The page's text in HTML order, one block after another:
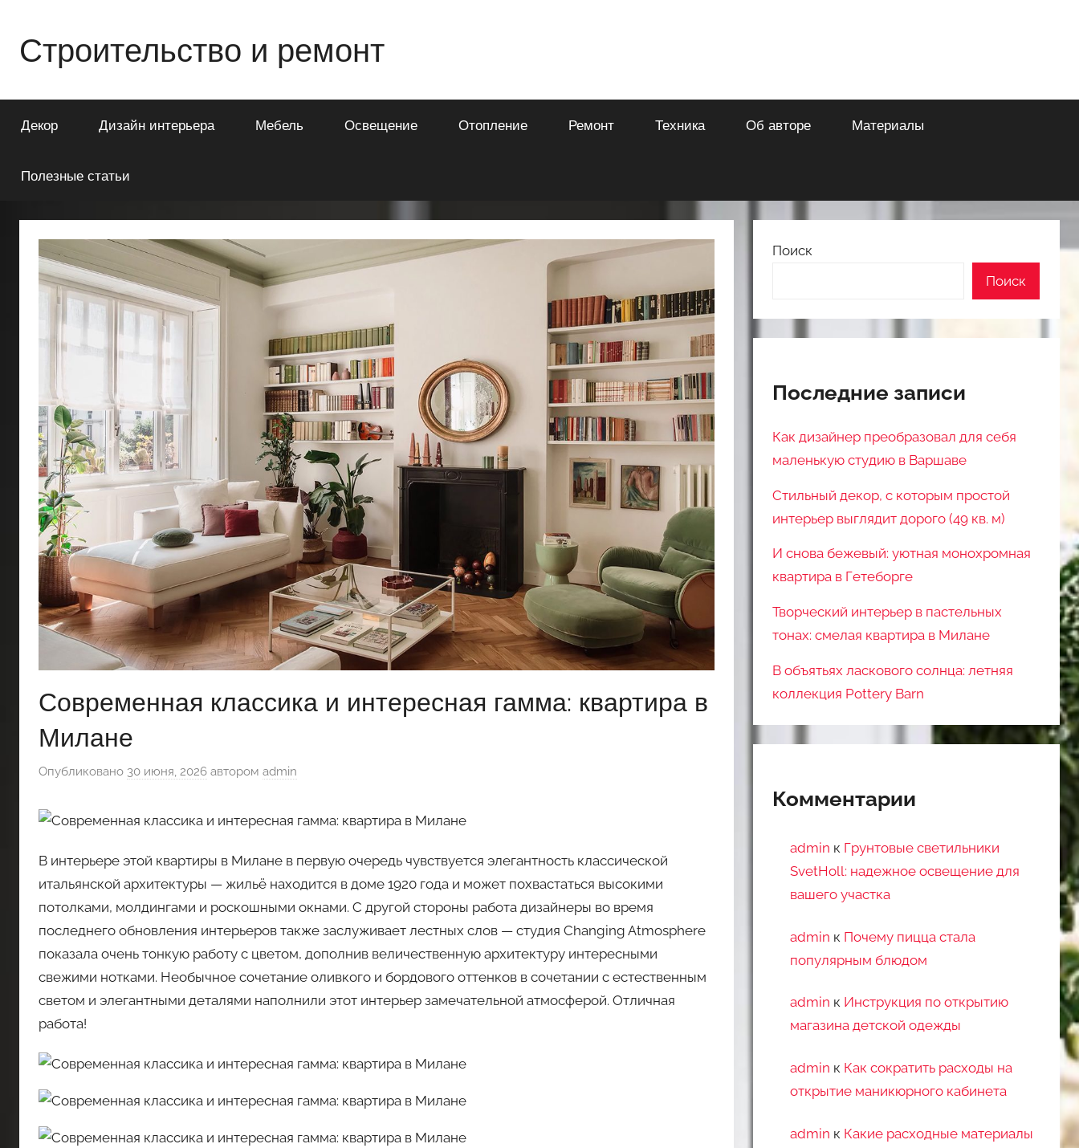
содержимому
Строительство и ремонт
о
строительстве
квартиры
Декор Дизайн интерьера Мебель Освещение Отопление Ремонт Техника Об авторе Материалы
Полезные статьи
Современная классика и интересная гамма: квартира в
Милане
Опубликовано 30 июня, 2026 автором admin
В интерьере этой квартиры в Милане в первую очередь чувствуется элегантность классической
итальянской архитектуры — жильё находится в доме 1920 года и может похвастаться высокими
потолками, молдингами и роскошными окнами. С другой стороны работа дизайнеры во время
последнего обновления интерьеров также заслуживает лестных слов — студия Changing Atmosphere
показала очень тонкую работу с цветом, дополнив величественную архитектуру интересными
свежими нотками. Необычное сочетание оливкого и бордового оттенков в сочетании с естественным
светом и элегантными деталями наполнили этот интерьер замечательной атмосферой. Отличная
работа!
Поиск
Поиск
Последние записи
Как дизайнер преобразовал для себя
маленькую студию в Варшаве
Стильный декор, с которым простой
интерьер выглядит дорого (49 кв. м)
И снова бежевый: уютная монохромная
квартира в Гетеборге
Творческий интерьер в пастельных
тонах: смелая квартира в Милане
В объятьях ласкового солнца: летняя
коллекция Pottery Barn
Комментарии
admin к Грунтовые светильники
SvetHoll: надежное освещение для
вашего участка
admin к Почему пицца стала
популярным блюдом
admin к Инструкция по открытию
магазина детской одежды
admin к Как сократить расходы на
открытие маникюрного кабинета
admin к Какие расходные материалы